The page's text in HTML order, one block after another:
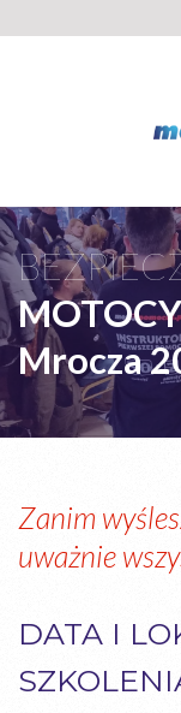
Mrocza
Zanim
uważnie
DATA I